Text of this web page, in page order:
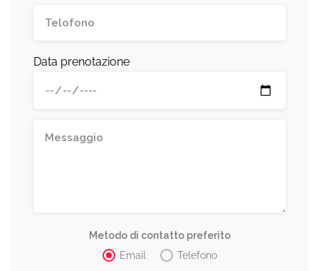
Data prenotazione
Metodo di contatto preferito
Email
Telefono